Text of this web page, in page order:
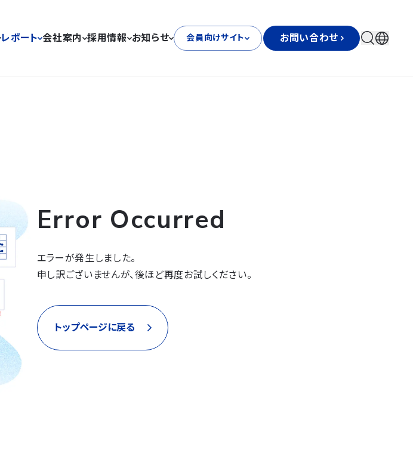
レポート 会社案内 採用情報 お知らせ 会員向けサイト お問い合わせ
Error Occurred
エラーが発生しました。
申し訳ございませんが、後ほど再度お試しください。
トップページに戻る